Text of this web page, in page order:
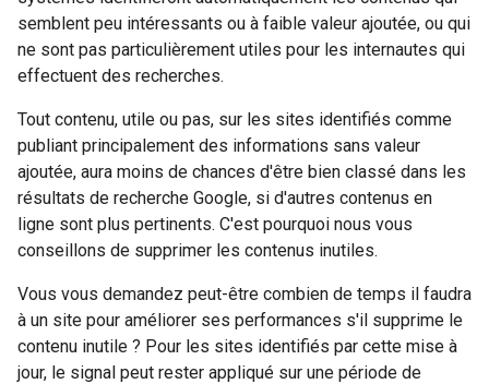
semblent peu intéressants ou à faible valeur ajoutée, ou qui
ne sont pas particulièrement utiles pour les internautes qui
effectuent des recherches.
Tout contenu, utile ou pas, sur les sites identifiés comme
publiant principalement des informations sans valeur
ajoutée, aura moins de chances d'être bien classé dans les
résultats de recherche Google, si d'autres contenus en
ligne sont plus pertinents. C'est pourquoi nous vous
conseillons de supprimer les contenus inutiles.
Vous vous demandez peut-être combien de temps il faudra
à un site pour améliorer ses performances s'il supprime le
contenu inutile ? Pour les sites identifiés par cette mise à
jour, le signal peut rester appliqué sur une période de